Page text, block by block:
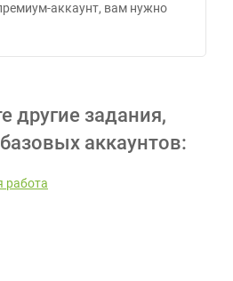
аккаунт, вам нужно
другие задания,
аккаунтов:
работа